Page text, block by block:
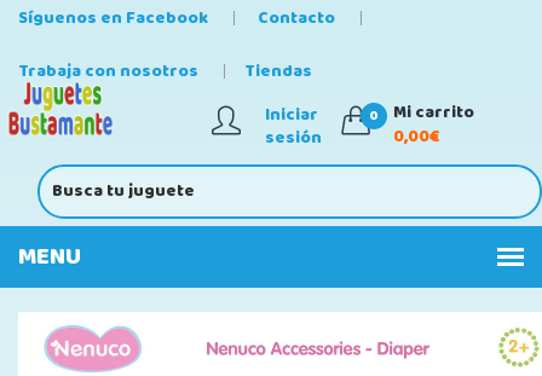
Síguenos en Facebook
Contacto
Trabaja con nosotros
Tiendas
Iniciar
sesión
0
Mi carrito
0,00€